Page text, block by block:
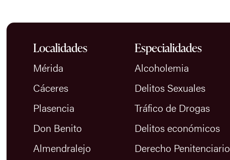
Localidades
Mérida
Cáceres
Plasencia
Don Benito
Almendralejo
Especialidades
Alcoholemia
Delitos Sexuales
Tráfico de Drogas
Delitos económicos
Derecho Penitenciario